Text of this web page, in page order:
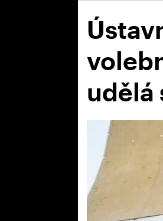
udělá